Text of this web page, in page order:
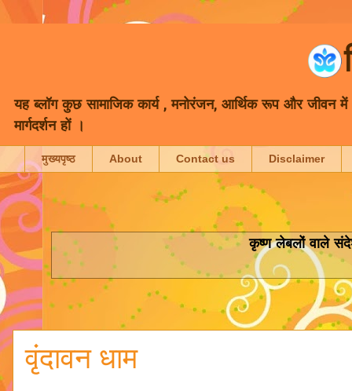
यह ब्लॉग कुछ सामाजिक कार्य , मनोरंजन, आर्थिक रूप और जीवन में
मार्गदर्शन हों ।
मुख्यपृष्ठ About Contact us Disclaimer
कृष्णलेबलों वाले
वृंदावन धाम